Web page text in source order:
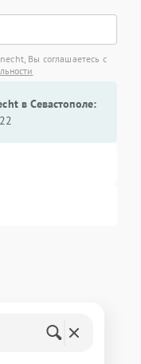
Вы соглашаетесь с
в Севастополе: